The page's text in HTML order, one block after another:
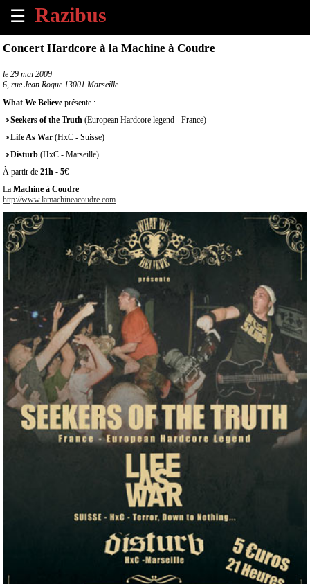
☰
×
Tous
évènements
à
venir
un
évènement
Contact
Concert Hardcore à la Machine à Coudre
le 29 mai 2009
6, rue Jean Roque 13001 Marseille
What We Believe présente :
Seekers of the Truth (European Hardcore legend - France)
Life As War (HxC - Suisse)
Disturb (HxC - Marseille)
À partir de 21h - 5€
La Machine à Coudre
http://www.lamachineacoudre.com